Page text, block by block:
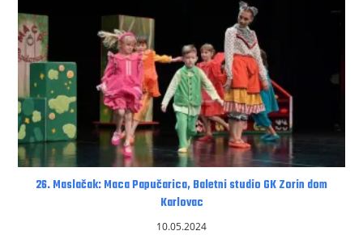
26. Maslačak: Maca Papučarica, Baletni studio GK Zorin dom
Karlovac
10.05.2024